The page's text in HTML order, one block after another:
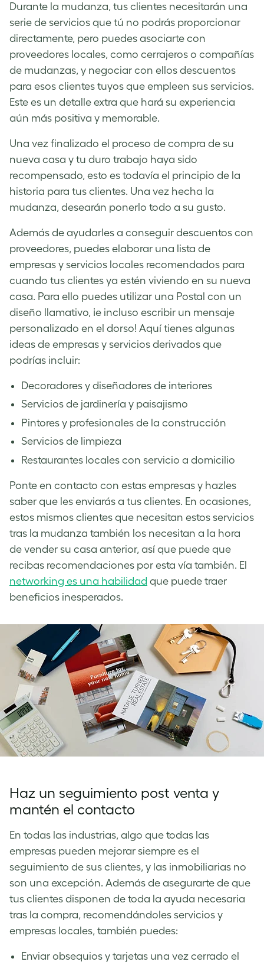
Durante la mudanza, tus clientes necesitarán una
serie de servicios que tú no podrás proporcionar
directamente, pero puedes asociarte con
proveedores locales, como cerrajeros o compañías
de mudanzas, y negociar con ellos descuentos
para esos clientes tuyos que empleen sus servicios.
Este es un detalle extra que hará su experiencia
aún más positiva y memorable.
Una vez finalizado el proceso de compra de su
nueva casa y tu duro trabajo haya sido
recompensado, esto es todavía el principio de la
historia para tus clientes. Una vez hecha la
mudanza, desearán ponerlo todo a su gusto.
Además de ayudarles a conseguir descuentos con
proveedores, puedes elaborar una lista de
empresas y servicios locales recomendados para
cuando tus clientes ya estén viviendo en su nueva
casa. Para ello puedes utilizar una Postal con un
diseño llamativo, ¡e incluso escribir un mensaje
personalizado en el dorso! Aquí tienes algunas
ideas de empresas y servicios derivados que
podrías incluir:
Decoradores y diseñadores de interiores
Servicios de jardinería y paisajismo
Pintores y profesionales de la construcción
Servicios de limpieza
Restaurantes locales con servicio a domicilio
Ponte en contacto con estas empresas y hazles
saber que les enviarás a tus clientes. En ocasiones,
estos mismos clientes que necesitan estos servicios
tras la mudanza también los necesitan a la hora
de vender su casa anterior, así que puede que
recibas recomendaciones por esta vía también. El
networking es una habilidad que puede traer
beneficios inesperados.
Haz un seguimiento post venta y
mantén el contacto
En todas las industrias, algo que todas las
empresas pueden mejorar siempre es el
seguimiento de sus clientes, y las inmobiliarias no
son una excepción. Además de asegurarte de que
tus clientes disponen de toda la ayuda necesaria
tras la compra, recomendándoles servicios y
empresas locales, también puedes:
Enviar obsequios y tarjetas una vez cerrado el